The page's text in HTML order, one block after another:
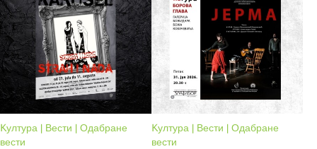
Kултура | Вести | Одабране
вести
Kултура | Вести | Одабране
вести